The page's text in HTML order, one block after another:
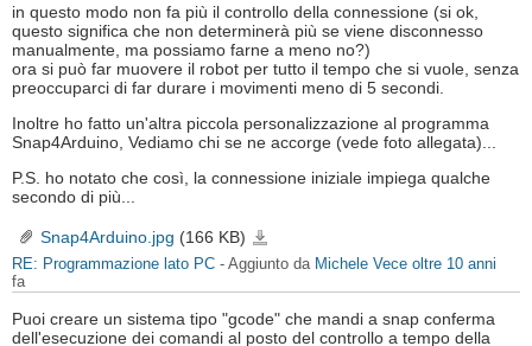
in questo modo non fa più il controllo della connessione (si ok,
questo significa che non determinerà più se viene disconnesso
manualmente, ma possiamo farne a meno no?)
ora si può far muovere il robot per tutto il tempo che si vuole, senza
preoccuparci di far durare i movimenti meno di 5 secondi.
Inoltre ho fatto un'altra piccola personalizzazione al programma
Snap4Arduino, Vediamo chi se ne accorge (vede foto allegata)...
P.S. ho notato che così, la connessione iniziale impiega qualche
secondo di più...
Snap4Arduino.jpg (166 KB)
RE: Programmazione lato PC - Aggiunto da Michele Vece oltre 10 anni
fa
Puoi creare un sistema tipo "gcode" che mandi a snap conferma
dell'esecuzione dei comandi al posto del controllo a tempo della